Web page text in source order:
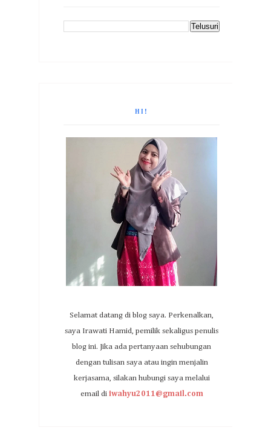
HI!
Selamat datang di blog saya. Perkenalkan,
saya Irawati Hamid, pemilik sekaligus penulis
blog ini. Jika ada pertanyaan sehubungan
dengan tulisan saya atau ingin menjalin
kerjasama, silakan hubungi saya melalui
email di iwahyu2011@gmail.com